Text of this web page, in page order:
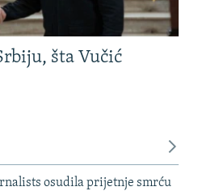
šta Vučić
osudila prijetnje smrću